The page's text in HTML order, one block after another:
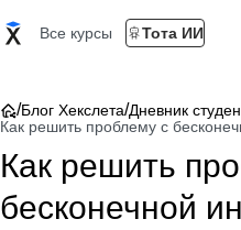
Все курсы Тота ИИ
/Блог Хекслета/Дневник
Как решить проблему с
Как решить
бесконечной